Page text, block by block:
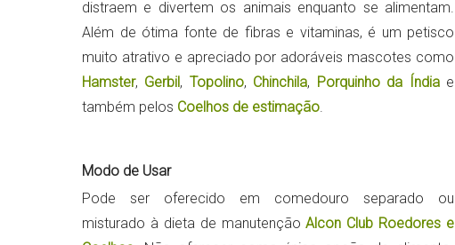
distraem e divertem os animais enquanto se alimentam.
Além de ótima fonte de fibras e vitaminas, é um petisco
muito atrativo e apreciado por adoráveis mascotes como
Hamster, Gerbil, Topolino, Chinchila, Porquinho da Índiae
também pelos Coelhos de estimação.
Modo de Usar
Pode ser oferecido em comedouro separado ou
misturado à dieta de manutençãoAlcon Club Roedores e